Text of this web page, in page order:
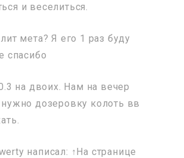
и веселиться.
мета? Я его 1 раз буду
спасибо
на двоих. Нам на вечер
дозеровку колоть вв
написал: ↑На странице